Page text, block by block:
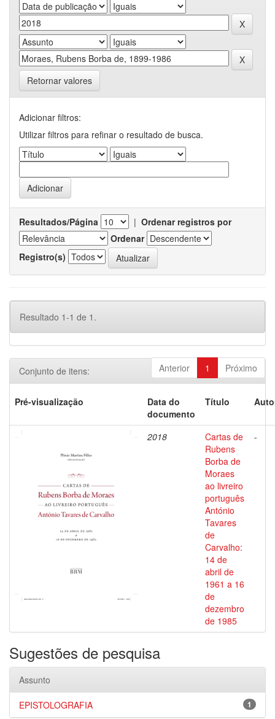
Retornar valores
Adicionar filtros:
Utilizar filtros para refinar o resultado de busca.
Resultados/Página | Ordenar registros por
Ordenar
Registro(s)
Resultado 1-1 de 1.
Anterior 1 Próximo
Conjunto de itens:
Pré-visualização
Data do
documento
Título
2018
Cartas de
Rubens
Borba de
Moraes
ao livreiro
português
António
Tavares
de
Carvalho:
14 de
abril de
1961 a 16
de
dezembro
de 1985
-
Sugestões de pesquisa
Assunto
1
EPISTOLOGRAFIA